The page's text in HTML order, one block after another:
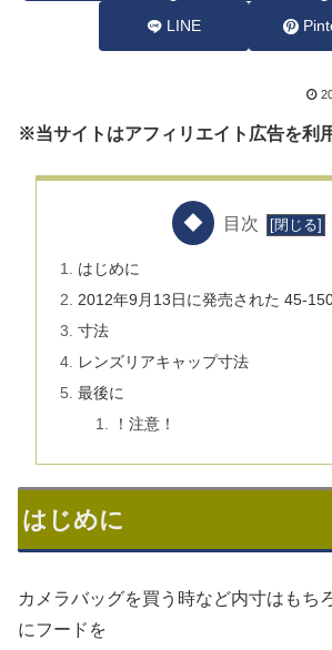
LINE
※当サイトはアフィリエイト広告を利
目次
はじめに
2012年9月13日に発売された 45-
寸法
レンズリアキャップ寸法
最後に
！注意！
はじめに
カメラバッグを買う時など内寸はもち
にフードを